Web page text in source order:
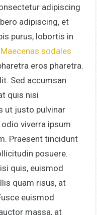
adipiscing
adipiscing, et
purus, lobortis in
Maecenas sodales
eros pharetra.
Sed accumsan
quis nisi
ut justo pulvinar
viverra ipsum
Praesent tincidunt
posuere.
quis, euismod
quam risus, at
euismod
massa, at